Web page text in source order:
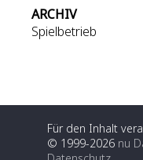
ARCHIV
Spielbetrieb
Für den Inhalt
© 1999-2026 nu